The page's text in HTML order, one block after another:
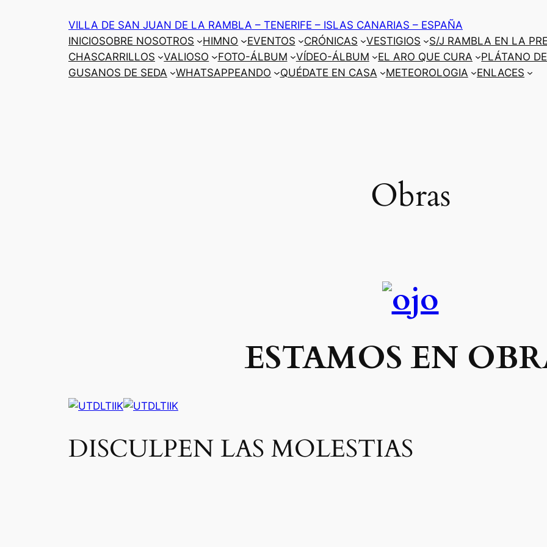
VILLA DE SAN JUAN DE LA RAMBLA – TENERIFE – ISLAS CANARIAS – ESPAÑA
INICIOSOBRE NOSOTROS HIMNO EVENTOS CRÓNICAS VESTIGIOS
S/J RAMBLA EN LA
CHASCARRILLOS
VALIOSO FOTO-ÁLBUM VÍDEO-ÁLBUM EL ARO QUE CURA
PLÁTANO
GUSANOS DE SEDA
WHATSAPPEANDO QUÉDATE EN CASA METEOROLOGIA ENLACES
Obras
ESTAMOS EN
DISCULPEN LAS MOLESTIAS